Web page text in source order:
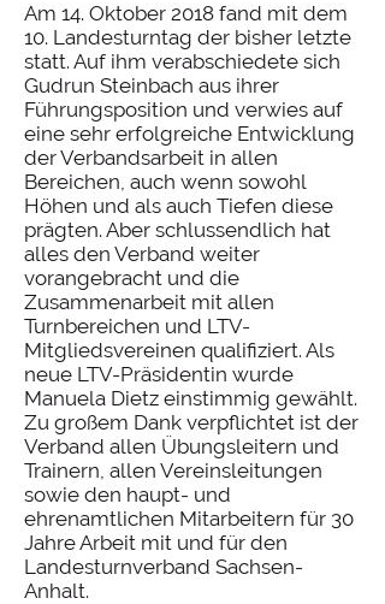
Am 14. Oktober 2018 fand mit dem
10. Landesturntag der bisher letzte
statt. Auf ihm verabschiedete sich
Gudrun Steinbach aus ihrer
Führungsposition und verwies auf
eine sehr erfolgreiche Entwicklung
der Verbandsarbeit in allen
Bereichen, auch wenn sowohl
Höhen und als auch Tiefen diese
prägten. Aber schlussendlich hat
alles den Verband weiter
vorangebracht und die
Zusammenarbeit mit allen
Turnbereichen und LTV-
Mitgliedsvereinen qualifiziert. Als
neue LTV-Präsidentin wurde
Manuela Dietz einstimmig gewählt.
Zu großem Dank verpflichtet ist der
Verband allen Übungsleitern und
Trainern, allen Vereinsleitungen
sowie den haupt- und
ehrenamtlichen Mitarbeitern für 30
Jahre Arbeit mit und für den
Landesturnverband Sachsen-
Anhalt.